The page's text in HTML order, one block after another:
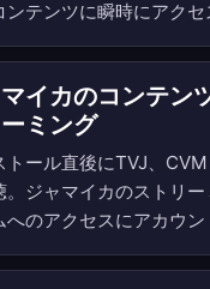
ンテンツに瞬時にアクセ
イカのコンテン
ーミング
トール直後にTVJ、
。ジャマイカのストリ
へのアクセスにアカウン